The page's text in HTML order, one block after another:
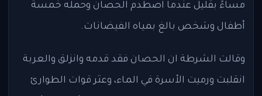
مساءً بقليل عندما اصطدم الحصان وحمله خمسة
أطفال وشخص بالغ بمياه الفيضانات.
وقالت الشرطة ان الحصان فقد قدمه وانزلق والعربة
انقلبت ورميت الأسرة في الماء، وعثر قوات الطوارئ